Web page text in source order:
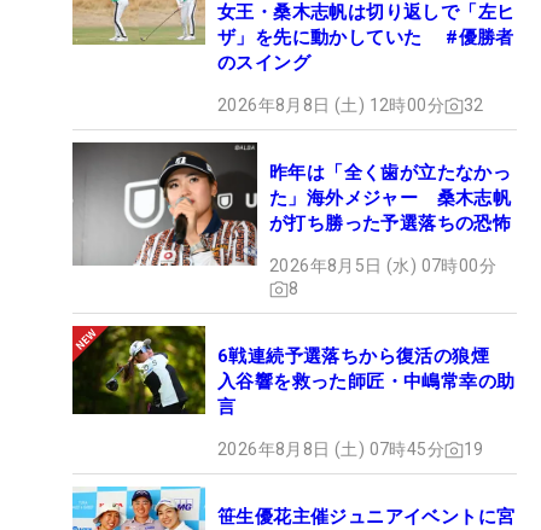
女王・桑木志帆は切り返しで「左ヒ
ザ」を先に動かしていた #優勝者
のスイング
2026年8月8日 (土) 12時00分 32
昨年は「全く歯が立たなかっ
た」海外メジャー 桑木志帆
が打ち勝った予選落ちの恐怖
2026年8月5日 (水) 07時00分
8
6戦連続予選落ちから復活の狼煙
入谷響を救った師匠・中嶋常幸の助
言
2026年8月8日 (土) 07時45分 19
笹生優花主催ジュニアイベントに宮